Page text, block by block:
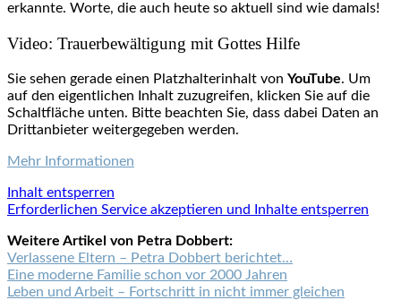
erkannte. Worte, die auch heute so aktuell sind wie damals!
Video: Trauerbewältigung mit Gottes Hilfe
Sie sehen gerade einen Platzhalterinhalt von YouTube. Um
auf den eigentlichen Inhalt zuzugreifen, klicken Sie auf die
Schaltfläche unten. Bitte beachten Sie, dass dabei Daten an
Drittanbieter weitergegeben werden.
Mehr Informationen
Inhalt entsperren
Erforderlichen Service akzeptieren und Inhalte entsperren
Weitere Artikel von Petra Dobbert:
Verlassene Eltern – Petra Dobbert berichtet…
Eine moderne Familie schon vor 2000 Jahren
Leben und Arbeit – Fortschritt in nicht immer gleichen